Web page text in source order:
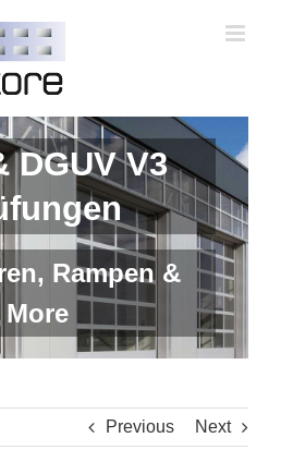
DGUV V3
Rampen &
More
Previous Next